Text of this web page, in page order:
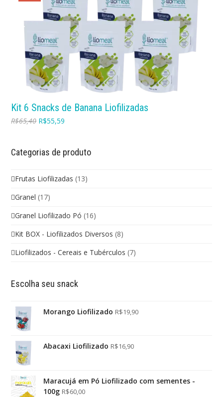
Kit 6 Snacks de Banana Liofilizadas
R$65,40 R$55,59
Categorias de produto
Frutas Liofilizadas (13)
Granel (17)
Granel Liofilizado Pó (16)
Kit BOX - Liofilizados Diversos (8)
Liofilizados - Cereais e Tubérculos (7)
Escolha seu snack
Morango Liofilizado R$19,90
Abacaxi Liofilizado R$16,90
Maracujá em Pó Liofilizado com sementes -
100g R$60,00